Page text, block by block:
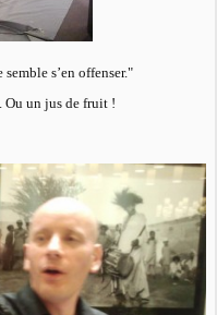
s’en offenser."
Ou un jus de fruit !